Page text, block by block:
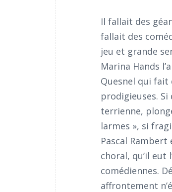
Il fallait des
fallait des
jeu et grande
Marina Hands
Quesnel qui fait
prodigieuses.
terrienne,
larmes », si
Pascal
choral, qu’il
comédiennes.
affrontement